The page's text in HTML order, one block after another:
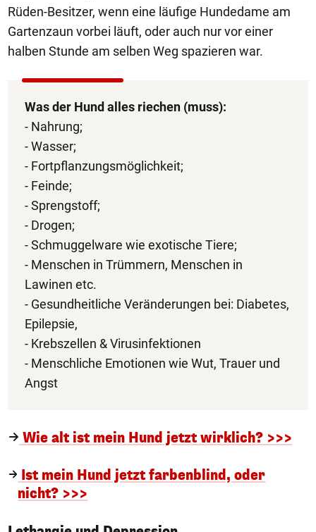
Rüden-Besitzer, wenn eine läufige Hundedame am
Gartenzaun vorbei läuft, oder auch nur vor einer
halben Stunde am selben Weg spazieren war.
Was der Hund alles riechen (muss):
- Nahrung;
- Wasser;
- Fortpflanzungsmöglichkeit;
- Feinde;
- Sprengstoff;
- Drogen;
- Schmuggelware wie exotische Tiere;
- Menschen in Trümmern, Menschen in
Lawinen etc.
- Gesundheitliche Veränderungen bei: Diabetes,
Epilepsie,
- Krebszellen & Virusinfektionen
- Menschliche Emotionen wie Wut, Trauer und
Angst
Wie alt ist mein Hund jetzt wirklich? >>>
Ist mein Hund jetzt farbenblind, oder
nicht? >>>